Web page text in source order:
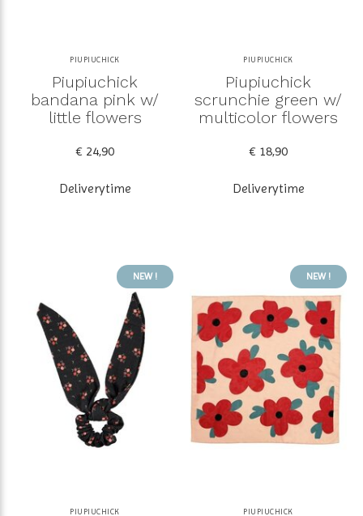
PIUPIUCHICK
Piupiuchick
bandana pink w/
little flowers
€ 24,90
Deliverytime
PIUPIUCHICK
Piupiuchick
scrunchie green w/
multicolor flowers
€ 18,90
Deliverytime
NEW !
PIUPIUCHICK
NEW !
PIUPIUCHICK